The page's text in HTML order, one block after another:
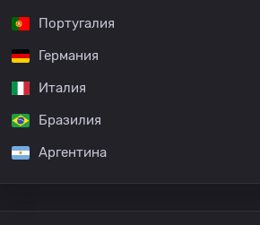
Португалия
Германия
Италия
Бразилия
Аргентина